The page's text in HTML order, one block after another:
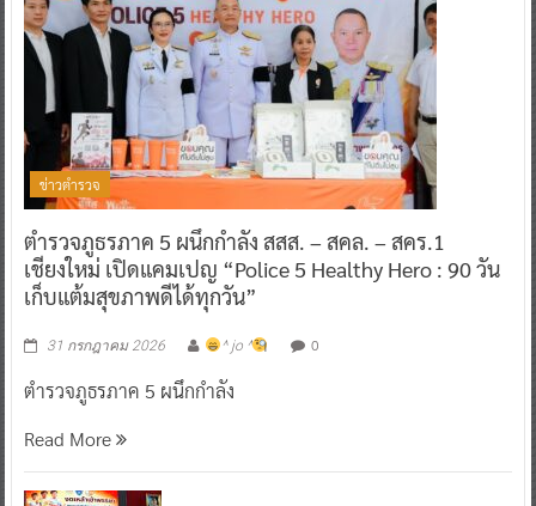
ข่าวตำรวจ
ตำรวจภูธรภาค 5 ผนึกกำลัง สสส. – สคล. – สคร.1
เชียงใหม่ เปิดแคมเปญ “Police 5 Healthy Hero : 90 วัน
เก็บแต้มสุขภาพดีได้ทุกวัน”
31 กรกฎาคม 2026 ^ jo ^ 0
ตำรวจภูธรภาค 5 ผนึกกำลัง
Read More